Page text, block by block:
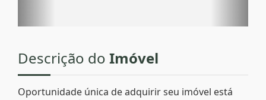
Descrição do Imóvel
Oportunidade única de adquirir seu imóvel está